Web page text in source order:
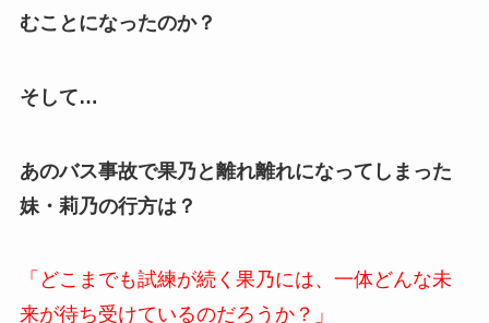
むことになったのか？
そして…
あのバス事故で果乃と離れ離れになってしまった
妹・莉乃の行方は？
「どこまでも試練が続く果乃には、一体どんな未
来が待ち受けているのだろうか？」